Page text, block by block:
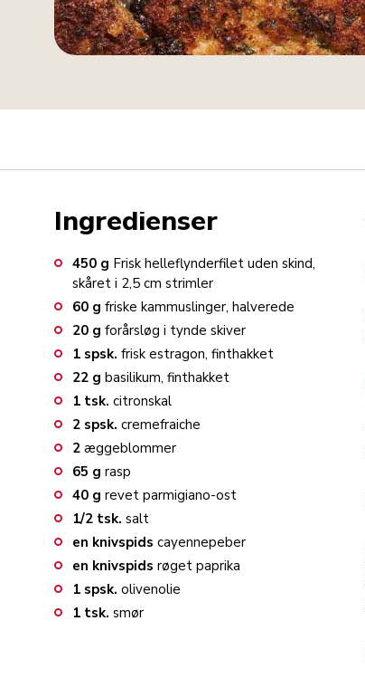
Ingredienser
450 g Frisk helleflynderfilet uden skind,
skåret i 2,5 cm strimler
60 g friske kammuslinger, halverede
20 g forårsløg i tynde skiver
1 spsk. frisk estragon, finthakket
22 g basilikum, finthakket
1 tsk. citronskal
2 spsk. cremefraiche
2 æggeblommer
65 g rasp
40 g revet parmigiano-ost
1/2 tsk. salt
en knivspids cayennepeber
en knivspids røget paprika
1 spsk. olivenolie
1 tsk. smør